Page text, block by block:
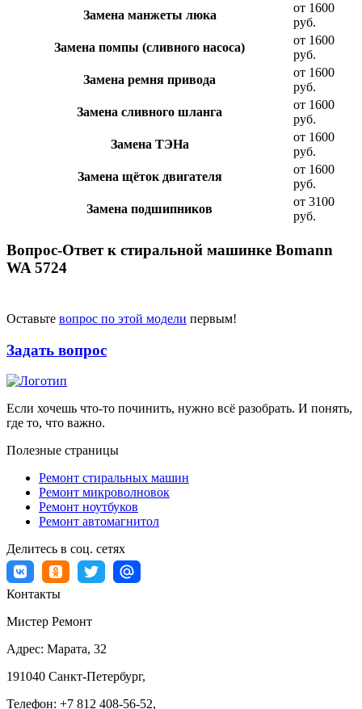
Замена манжеты люка
от 1600
руб.
Замена помпы (сливного насоса)
от 1600
руб.
Замена ремня привода
от 1600
руб.
Замена сливного шланга
от 1600
руб.
Замена ТЭНа
от 1600
руб.
Замена щёток двигателя
от 1600
руб.
Замена подшипников
от 3100
руб.
Вопрос-Ответ к стиральной машинке Bomann
WA 5724
Оставьте вопрос по этой модели первым!
Задать вопрос
Если хочешь что-то починить, нужно всё разобрать. И понять,
где то, что важно.
Полезные страницы
Ремонт стиральных машин
Ремонт микроволновок
Ремонт ноутбуков
Ремонт автомагнитол
Делитесь в соц. сетях
Контакты
Мистер Ремонт
Адрес: Марата, 32
191040 Санкт-Петербург,
Телефон: +7 812 408-56-52,